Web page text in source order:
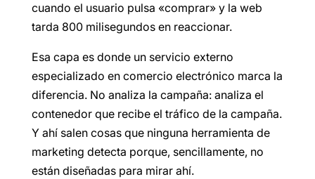
cuando el usuario pulsa «comprar» y la web
tarda 800 milisegundos en reaccionar.
Esa capa es donde un servicio externo
especializado en comercio electrónico marca la
diferencia. No analiza la campaña: analiza el
contenedor que recibe el tráfico de la campaña.
Y ahí salen cosas que ninguna herramienta de
marketing detecta porque, sencillamente, no
están diseñadas para mirar ahí.